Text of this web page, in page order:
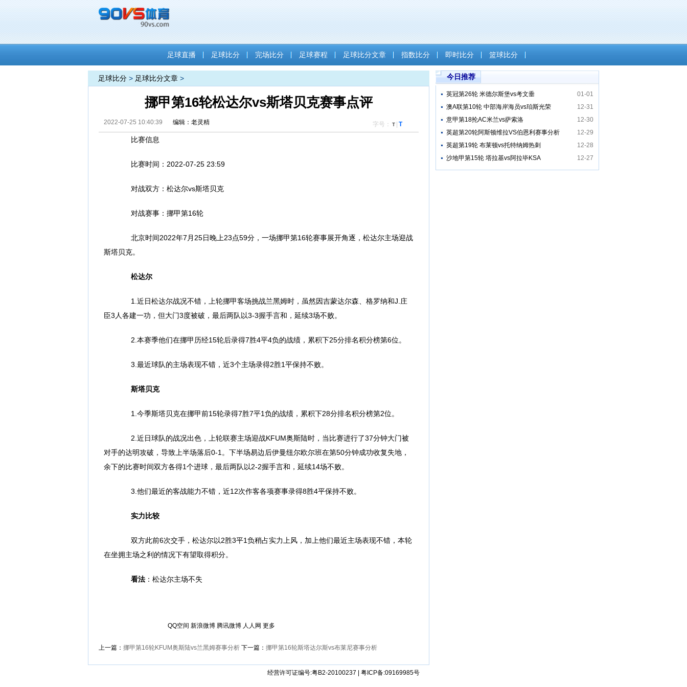
足球直播 足球比分 完场比分 足球赛程 足球比分文章 指数比分 即时比分 篮球比分
足球比分 > 足球比分文章 >
挪甲第16轮松达尔vs斯塔贝克赛事点评
2022-07-25 10:40:39 编辑：老灵精 字号： T T
比赛信息
比赛时间：2022-07-25 23:59
对战双方：松达尔vs斯塔贝克
对战赛事：挪甲第16轮
北京时间2022年7月25日晚上23点59分，一场挪甲第16轮赛事展开角逐，松达尔主场迎战
斯塔贝克。
松达尔
1.近日松达尔战况不错，上轮挪甲客场挑战兰黑姆时，虽然因吉蒙达尔森、格罗纳和J.庄
臣3人各建一功，但大门3度被破，最后两队以3-3握手言和，延续3场不败。
2.本赛季他们在挪甲历经15轮后录得7胜4平4负的战绩，累积下25分排名积分榜第6位。
3.最近球队的主场表现不错，近3个主场录得2胜1平保持不败。
斯塔贝克
1.今季斯塔贝克在挪甲前15轮录得7胜7平1负的战绩，累积下28分排名积分榜第2位。
2.近日球队的战况出色，上轮联赛主场迎战KFUM奥斯陆时，当比赛进行了37分钟大门被
对手的达明攻破，导致上半场落后0-1。下半场易边后伊曼纽尔欧尔班在第50分钟成功收复失地，
余下的比赛时间双方各得1个进球，最后两队以2-2握手言和，延续14场不败。
3.他们最近的客战能力不错，近12次作客各项赛事录得8胜4平保持不败。
实力比较
双方此前6次交手，松达尔以2胜3平1负稍占实力上风，加上他们最近主场表现不错，本轮
在坐拥主场之利的情况下有望取得积分。
看法 ：松达尔主场不失
QQ空间 新浪微博 腾讯微博 人人网 更多
上一篇： 挪甲第16轮KFUM奥斯陆vs兰黑姆赛事分析 下一篇： 挪甲第16轮斯塔达尔斯vs布莱尼赛事分析
今日推荐
01-01
英冠第26轮 米德尔斯堡vs考文垂
12-31
澳A联第10轮 中部海岸海员vs珀斯光荣
12-30
意甲第18抡AC米兰vs萨索洛
12-29
英超第20轮阿斯顿维拉VS伯恩利赛事分析
12-28
英超第19轮 布莱顿vs托特纳姆热刺
12-27
沙地甲第15轮 塔拉基vs阿拉毕KSA​
经营许可证编号:粤B2-20100237 | 粤ICP备:09169985号